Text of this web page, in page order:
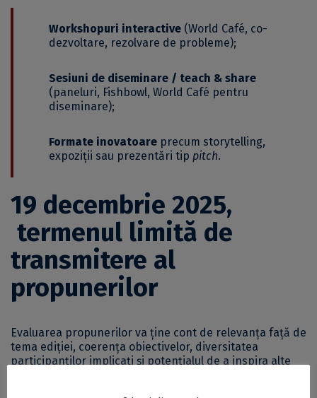
Workshopuri interactive (World Café, co-
dezvoltare, rezolvare de probleme);
Sesiuni de diseminare / teach & share
(paneluri, Fishbowl, World Café pentru
diseminare);
Formate inovatoare precum storytelling,
expoziții sau prezentări tip pitch.
19 decembrie 2025,
termenul limită de
transmitere al
propunerilor
Evaluarea propunerilor va ține cont de relevanța față de
tema ediției, coerența obiectivelor, diversitatea
participanților implicați și potențialul de a inspira alte